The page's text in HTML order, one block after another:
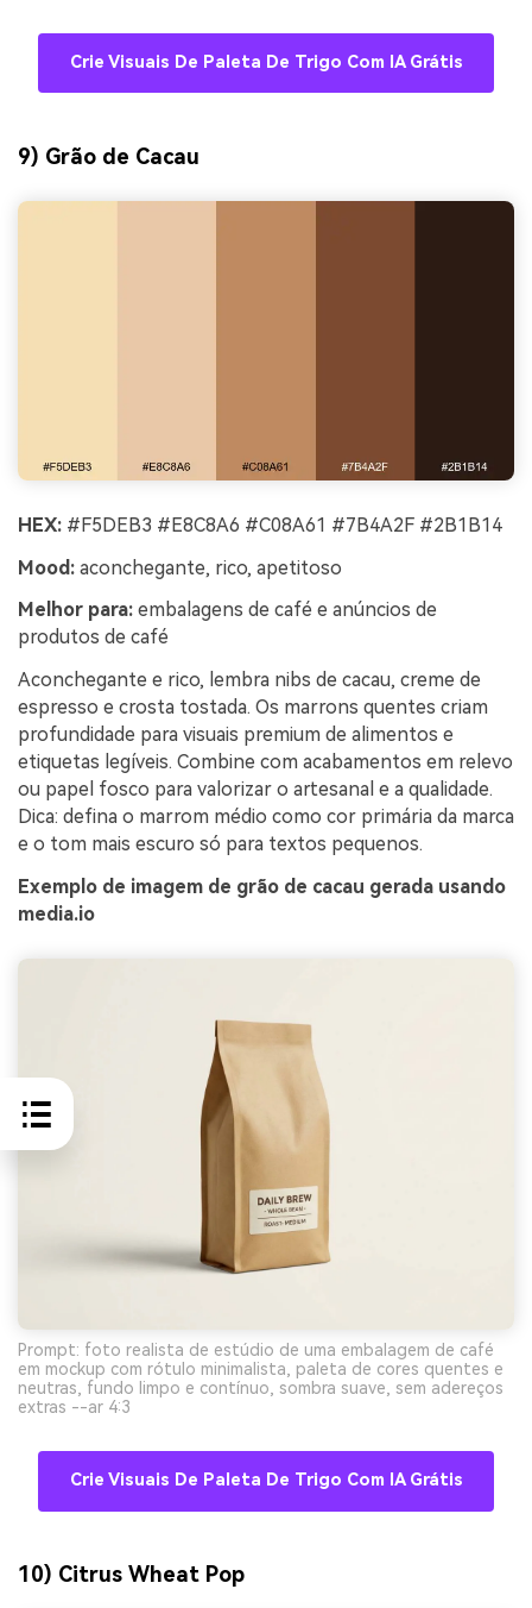
Crie Visuais De Paleta De Trigo Com IA Grátis
9) Grão de Cacau
HEX: #F5DEB3 #E8C8A6 #C08A61 #7B4A2F #2B1B14
Mood: aconchegante, rico, apetitoso
Melhor para: embalagens de café e anúncios de
produtos de café
Aconchegante e rico, lembra nibs de cacau, creme de
espresso e crosta tostada. Os marrons quentes criam
profundidade para visuais premium de alimentos e
etiquetas legíveis. Combine com acabamentos em relevo
ou papel fosco para valorizar o artesanal e a qualidade.
Dica: defina o marrom médio como cor primária da marca
e o tom mais escuro só para textos pequenos.
Exemplo de imagem de grão de cacau gerada usando
media.io
Prompt: foto realista de estúdio de uma embalagem de café
em mockup com rótulo minimalista, paleta de cores quentes e
neutras, fundo limpo e contínuo, sombra suave, sem adereços
extras --ar 4:3
Crie Visuais De Paleta De Trigo Com IA Grátis
10) Citrus Wheat Pop